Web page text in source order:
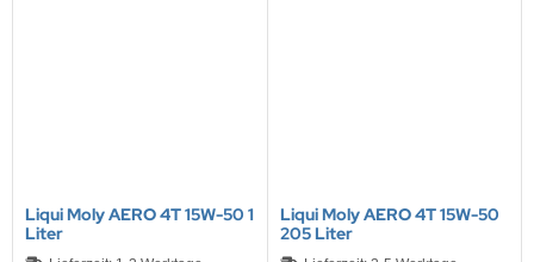
Liqui Moly AERO 4T 15W-50 1
Liter
Liqui Moly AERO 4T 15W-50
205 Liter